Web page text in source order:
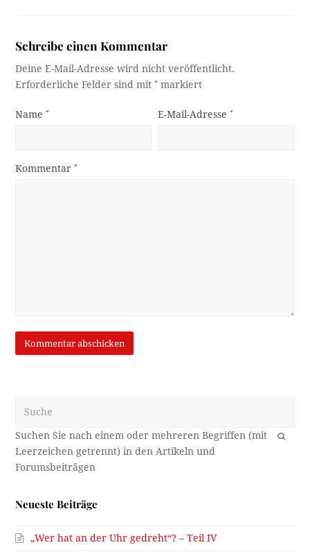
Schreibe einen Kommentar
Deine E-Mail-Adresse wird nicht veröffentlicht.
Erforderliche Felder sind mit* markiert
Name* E-Mail-Adresse*
Kommentar*
OK
Neueste Beiträge
„Wer hat an der Uhr gedreht“? – Teil IV